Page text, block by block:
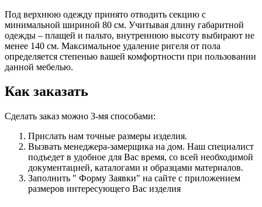
Под верхнюю одежду принято отводить секцию с
минимальной шириной 80 см. Учитывая длину габаритной
одежды – плащей и пальто, внутреннюю высоту выбирают не
менее 140 см. Максимальное удаление ригеля от пола
определяется степенью вашей комфортности при пользовании
данной мебелью.
Как заказать
Сделать заказ можно 3-мя способами:
Прислать нам точные размеры изделия.
Вызвать менеджера-замерщика на дом. Наш специалист
подъедет в удобное для Вас время, со всей необходимой
документацией, каталогами и образцами материалов.
Заполнить " Форму Заявки" на сайте с приложением
размеров интересующего Вас изделия